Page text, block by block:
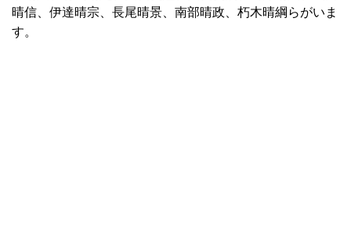
晴信、伊達晴宗、長尾晴景、南部晴政、朽木晴綱らがいま
す。